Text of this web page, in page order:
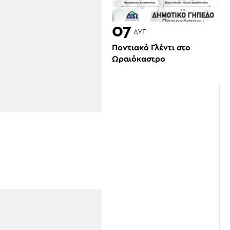
07 ΑΥΓ
Ποντιακό Γλέντι στο
Ωραιόκαστρο